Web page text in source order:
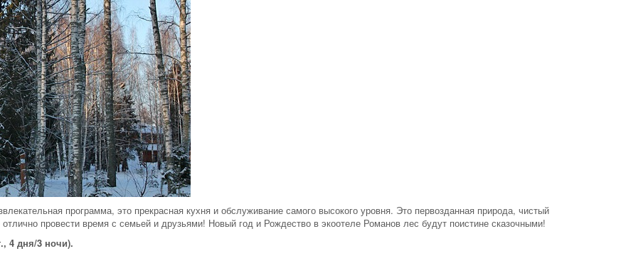
программа, это прекрасная кухня и обслуживание самого высокого уровня. Это первозданная природа, чистый
провести время с семьей и друзьями! Новый год и Рождество в экоотеле Романов лес будут поистине сказочными!
4 дня/3 ночи).